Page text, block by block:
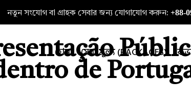
নতুন সংযোগ বা গ্রাহক সেবার জন্য যোগাযোগ করুন: +88-
হোম সেবা মূল্য (PACKAGES)
de